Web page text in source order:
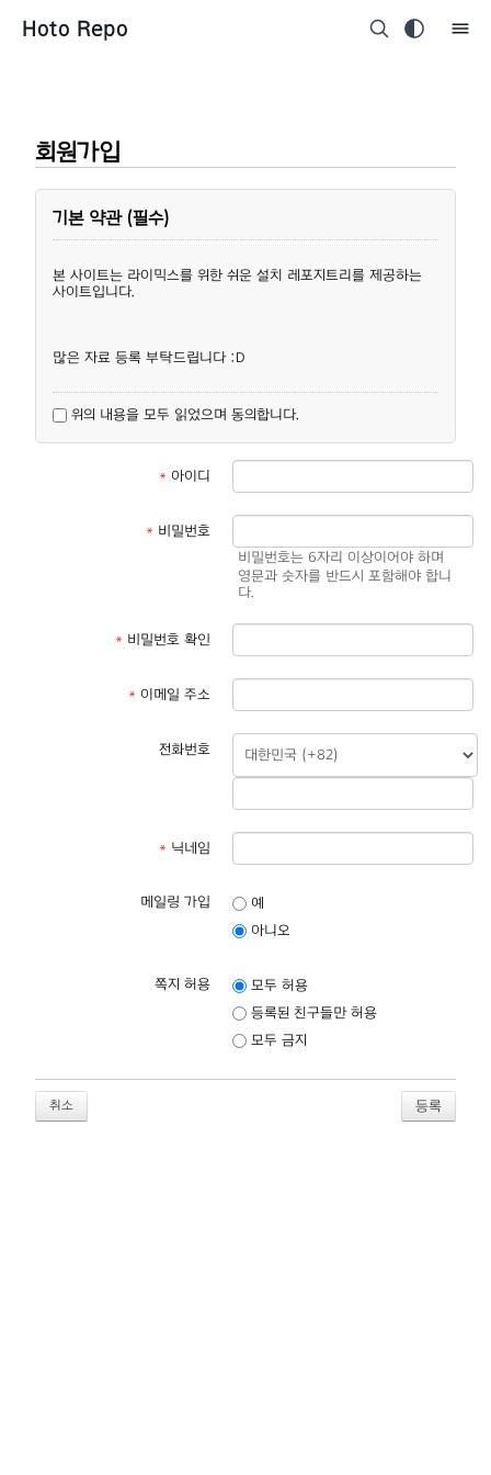
Hoto Repo
회원가입
기본 약관 (필수)
본 사이트는 라이믹스를 위한 쉬운 설치 레포지트리를 제공하는
사이트입니다.
많은 자료 등록 부탁드립니다 :D
위의 내용을 모두 읽었으며 동의합니다.
* 아이디
* 비밀번호
비밀번호는 6자리 이상이어야 하며
영문과 숫자를 반드시 포함해야 합니
다.
* 비밀번호 확인
* 이메일 주소
전화번호
* 닉네임
메일링 가입
예
아니오
쪽지 허용
모두 허용
등록된 친구들만 허용
모두 금지
취소